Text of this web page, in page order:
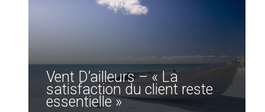
Vent D’ailleurs – « La
satisfaction du client reste
essentielle »